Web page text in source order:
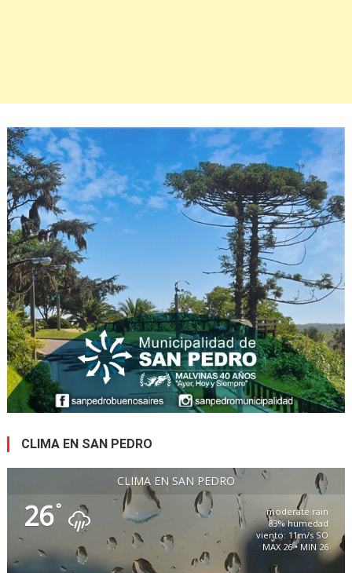
CLIMA EN SAN PEDRO
CLIMA EN SAN PEDRO
26°
moderate rain
83% humedad
viento: 11m/s SO
MAX 26 • MIN 26